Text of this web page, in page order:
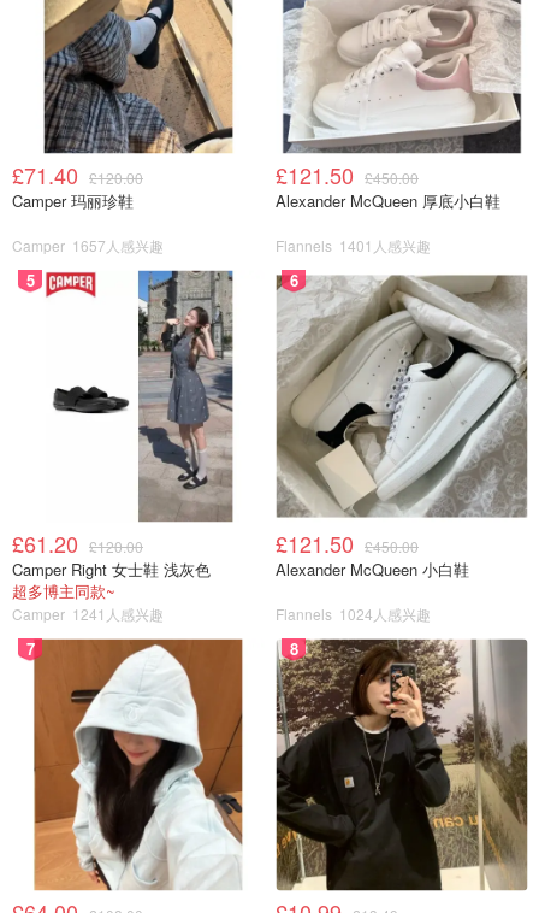
除了iPad系列，Windows和Android阵营也提供了不少优
秀的学生平板选择，它们在特定场景下更能满足用户的需
求。
?价格参考： 约 £1,029 起
购买渠道：
Microsoft UK
✨推荐理由：如果你不想被苹果生态“绑定”，Surface Pro 11
是 Windows 用户的绝佳选择。它既是平板，接上键盘就能
变身笔记本，极其灵活。特别适合需要频繁使用 Office 套
件、运行专业软件（如 SPSS、Matlab）的同学。
?性能亮点： 13英寸PixelSense屏幕支持触控和Surface
Pen；续航长达15小时；- 搭载 Snapdragon X Plus / Elite
芯片，性能大幅跃升，轻松驾驭各类学习任务。【
买】
£71.40 £120.00
Camper 玛丽珍鞋
Camper 1657人感兴趣
£121.50 £450.00
Alexander McQueen 厚底小白鞋
Flannels 1401人感兴趣
5
£61.20 £120.00
Camper Right 女士鞋 浅灰色
超多博主同款~
Camper 1241人感兴趣
6
£121.50 £450.00
Alexander McQueen 小白鞋
Flannels 1024人感兴趣
7 8